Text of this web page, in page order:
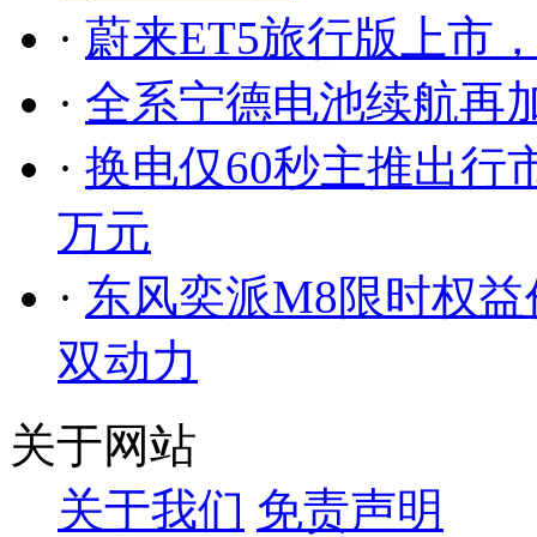
· 蔚来ET5旅行版上市
· 全系宁德电池续航再
· 换电仅60秒主推出行
万元
· 东风奕派M8限时权
双动力
关于网站
关于我们 免责声明